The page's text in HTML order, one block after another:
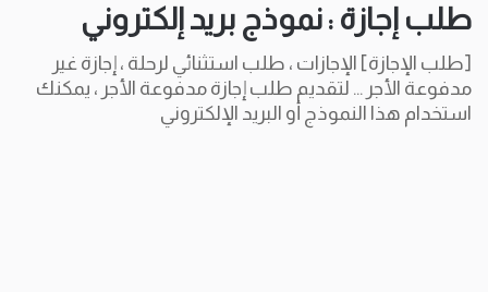
طلب إجازة : نموذج بريد إلكتروني
[طلب الإجازة] الإجازات ، طلب استثنائي لرحلة ، إجازة غير
مدفوعة الأجر ... لتقديم طلب إجازة مدفوعة الأجر ، يمكنك
استخدام هذا النموذج أو البريد الإلكتروني